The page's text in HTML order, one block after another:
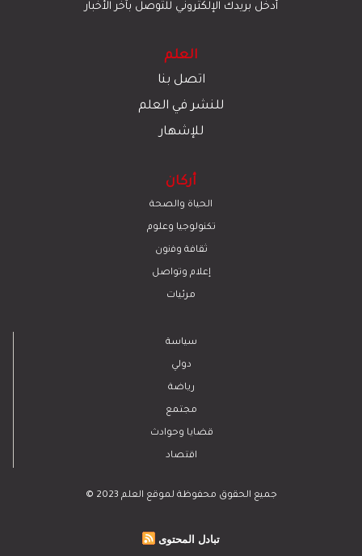
أدخل بريدك الإلكتروني للتوصل بآخر الأخبار
العلم
اتصل بنا
للنشر في العلم
للإشهار
أركان
الحياة والصحة
تكنولوجيا وعلوم
ﺛﻘﺎﻓﺔ وﻓﻧون
إعلام وتواصل
مرئيات
سياسة
دولي
رياضة
مجتمع
قضايا وحوادث
اقتصاد
© 2023 جميع الحقوق محفوظة لموقع العلم
تبادل المحتوى